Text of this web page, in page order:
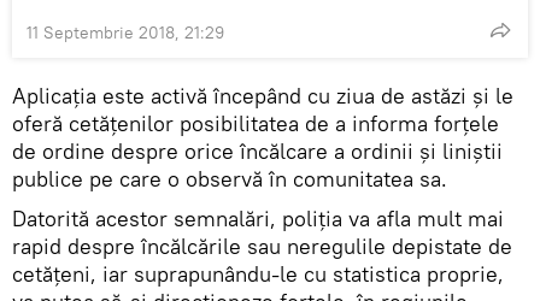
11 Septembrie 2018, 21:29
Aplicația este activă începând cu ziua de astăzi și le
oferă cetățenilor posibilitatea de a informa forțele
de ordine despre orice încălcare a ordinii și liniștii
publice pe care o observă în comunitatea sa.
Datorită acestor semnalări, poliția va afla mult mai
rapid despre încălcările sau neregulile depistate de
cetățeni, iar suprapunându-le cu statistica proprie,